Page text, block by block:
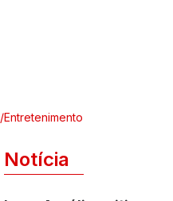
/Entretenimento
Notícia